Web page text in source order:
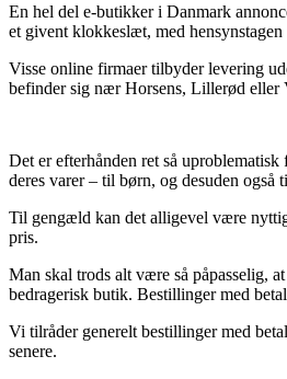
En hel del e-butikker i Danmark
et givent klokkeslæt, med
Visse online firmaer tilbyder levering
befinder sig nær Horsens, Lillerød eller
Det er efterhånden ret så
deres varer – til børn, og desuden
Til gengæld kan det alligevel være
pris.
Man skal trods alt være så påpasselig,
bedragerisk butik. Bestillinger med
Vi tilråder generelt bestillinger med
senere.